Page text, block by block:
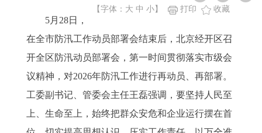
【字体： 大 中 小 】 打印 收藏
5月28日，
在全市防汛工作动员部署会结束后，北京经开区召
开全区防汛动员部署会，第一时间贯彻落实市级会
议精神，对2026年防汛工作进行再动员、再部署。
工委副书记、管委会主任王磊强调，要坚持人民至
上、生命至上，始终把群众安危和企业运行摆在首